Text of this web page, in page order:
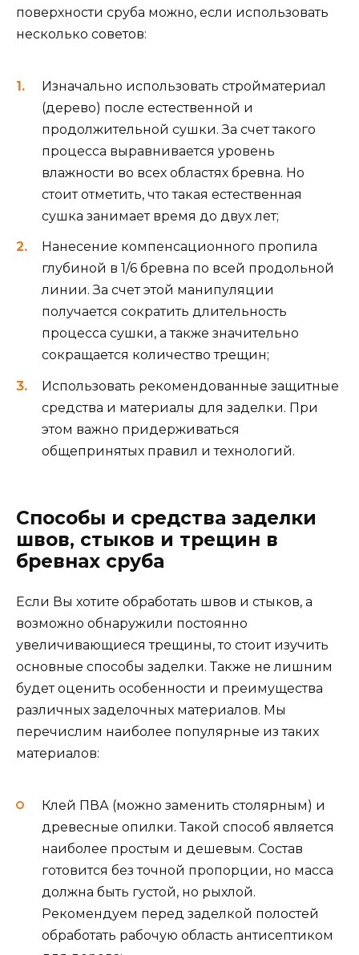
поверхности сруба можно, если использовать
несколько советов:
Изначально использовать стройматериал
(дерево) после естественной и
продолжительной сушки. За счет такого
процесса выравнивается уровень
влажности во всех областях бревна. Но
стоит отметить, что такая естественная
сушка занимает время до двух лет;
Нанесение компенсационного пропила
глубиной в 1/6 бревна по всей продольной
линии. За счет этой манипуляции
получается сократить длительность
процесса сушки, а также значительно
сокращается количество трещин;
Использовать рекомендованные защитные
средства и материалы для заделки. При
этом важно придерживаться
общепринятых правил и технологий.
Способы и средства заделки
швов, стыков и трещин в
бревнах сруба
Если Вы хотите обработать швов и стыков, а
возможно обнаружили постоянно
увеличивающиеся трещины, то стоит изучить
основные способы заделки. Также не лишним
будет оценить особенности и преимущества
различных заделочных материалов. Мы
перечислим наиболее популярные из таких
материалов:
Клей ПВА (можно заменить столярным) и
древесные опилки. Такой способ является
наиболее простым и дешевым. Состав
готовится без точной пропорции, но масса
должна быть густой, но рыхлой.
Рекомендуем перед заделкой полостей
обработать рабочую область антисептиком